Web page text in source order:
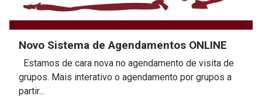
Novo Sistema de Agendamentos ONLINE
grupos. Mais interativo o agendamento por grupos a
partir...